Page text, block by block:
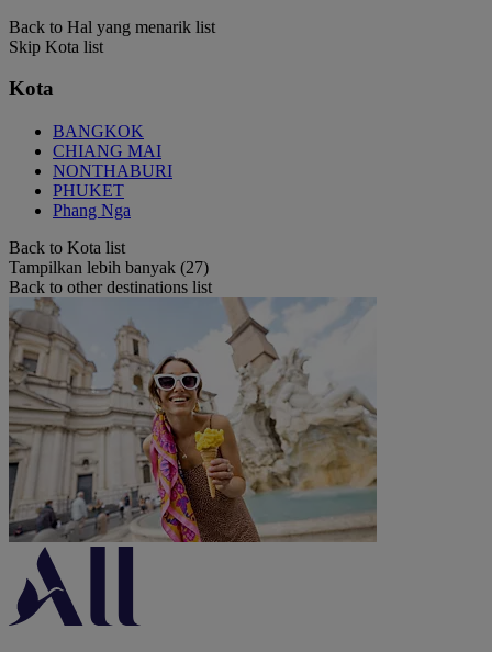
Back to Hal yang menarik list
Skip Kota list
Kota
BANGKOK
CHIANG MAI
NONTHABURI
PHUKET
Phang Nga
Back to Kota list
Tampilkan lebih banyak (27)
Back to other destinations list